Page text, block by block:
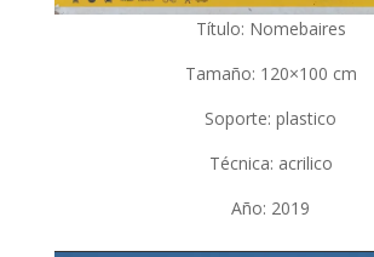
Título: Nomebaires
Tamaño: 120×100 cm
Soporte: plastico
Técnica: acrilico
Año: 2019